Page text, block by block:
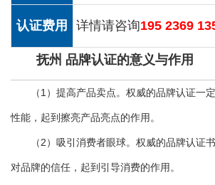
认证费用 详情请咨询195 2369
抚州 品牌认证的意义与作用
（1）提高产品卖点。权威的品牌认证一
性能，起到擦亮产品亮点的作用。
（2）吸引消费者眼球。权威的品牌认证
对品牌的信任，起到引导消费的作用。